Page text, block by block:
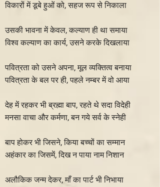
विकारों में डूबे हुओं को, सहज रूप से निकाला
उसकी भावना में केवल, कल्याण ही था समाया
विश्व कल्याण का कार्य, उसने करके दिखलाया
पवित्रता को उसने अपना, मूल व्यक्तित्व बनाया
पवित्रता के बल पर ही, पहले नम्बर में वो आया
देह में रहकर भी ब्रह्मा बाप, रहते थे सदा विदेही
मनसा वाचा और कर्मणा, बन गये सर्व के स्नेही
बाप होकर भी जिसने, किया बच्चों का सम्मान
अहंकार का जिसमें, दिख न पाया नाम निशान
अलौकिक जन्म देकर, माँ का पार्ट भी निभाया